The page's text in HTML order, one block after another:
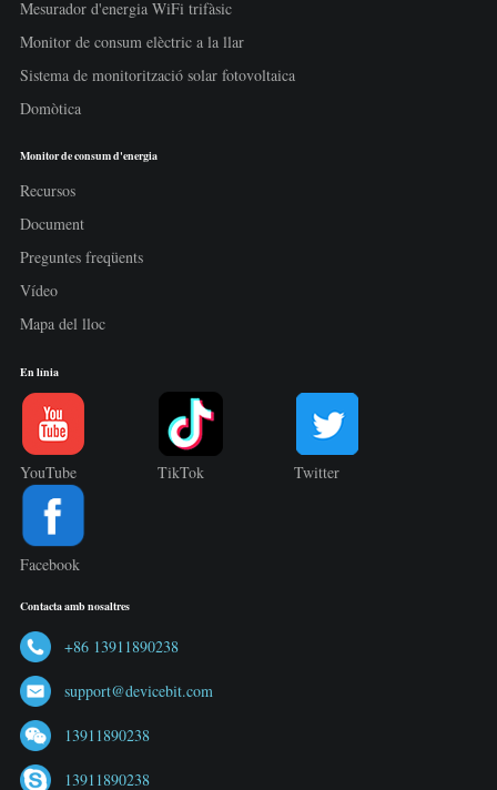
Mesurador d'energia WiFi trifàsic
Monitor de consum elèctric a la llar
Sistema de monitorització solar fotovoltaica
Domòtica
Monitor de consum d'energia
Recursos
Document
Preguntes freqüents
Vídeo
Mapa del lloc
En línia
YouTube TikTok Twitter
Facebook
Contacta amb nosaltres
+86 13911890238
support@devicebit.com
13911890238
13911890238